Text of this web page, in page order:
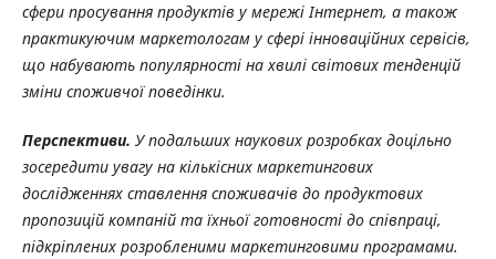
сфери просування продуктів у мережі Інтернет, а також
практикуючим маркетологам у сфері інноваційних сервісів,
що набувають популярності на хвилі світових тенденцій
зміни споживчої поведінки.
Перспективи. У подальших наукових розробках доцільно
зосередити увагу на кількісних маркетингових
дослідженнях ставлення споживачів до продуктових
пропозицій компаній та їхньої готовності до співпраці,
підкріплених розробленими маркетинговими програмами.